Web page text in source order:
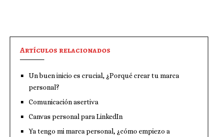
Artículos relacionados
Un buen inicio es crucial, ¿Porqué crear tu marca
personal?
Comunicación asertiva
Canvas personal para LinkedIn
Ya tengo mi marca personal, ¿cómo empiezo a